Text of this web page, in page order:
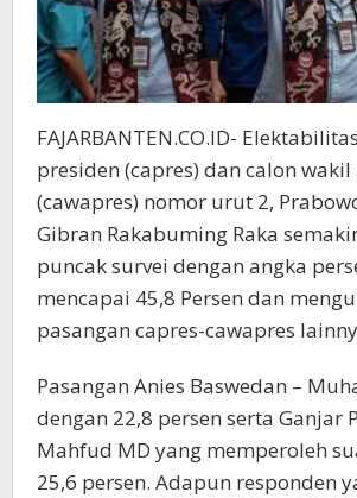
FAJARBANTEN.CO.ID-
presiden (capres) dan calon
(cawapres) nomor urut 2,
Gibran Rakabuming Raka
puncak survei dengan angka
mencapai 45,8 Persen dan
pasangan capres-cawapres
Pasangan Anies Baswedan –
dengan 22,8 persen serta Ganjar
Mahfud MD yang memperoleh
25,6 persen. Adapun responden